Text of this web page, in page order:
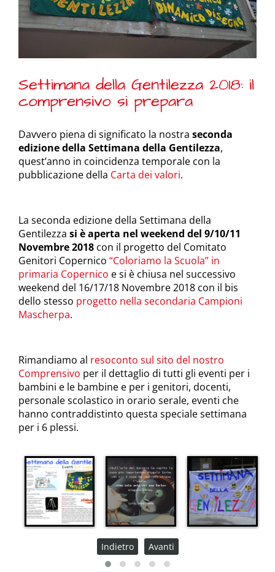
Settimana della Gentilezza 2018: il
comprensivo si prepara
Davvero piena di significato la nostra seconda
edizione della Settimana della Gentilezza,
quest’anno in coincidenza temporale con la
pubblicazione della Carta dei valori.
La seconda edizione della Settimana della
Gentilezza si è aperta nel weekend del 9/10/11
Novembre 2018 con il progetto del Comitato
Genitori Copernico “Coloriamo la Scuola” in
primaria Copernico e si è chiusa nel successivo
weekend del 16/17/18 Novembre 2018 con il bis
dello stesso progetto nella secondaria Campioni
Mascherpa.
Rimandiamo al resoconto sul sito del nostro
Comprensivo per il dettaglio di tutti gli eventi per i
bambini e le bambine e per i genitori, docenti,
personale scolastico in orario serale, eventi che
hanno contraddistinto questa speciale settimana
per i 6 plessi.
Indietro Avanti